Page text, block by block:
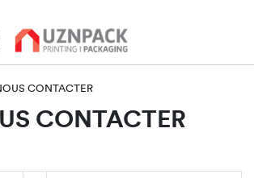
CONTACTER
CONTACTER